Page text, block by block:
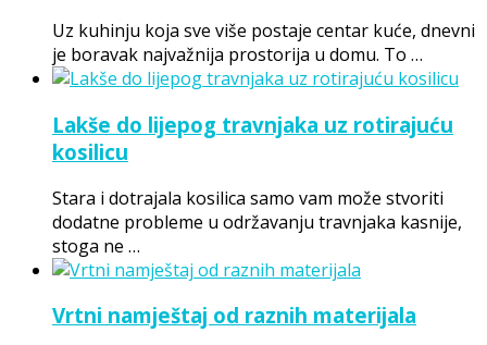
Uz kuhinju koja sve više postaje centar kuće, dnevni
je boravak najvažnija prostorija u domu. To …
Lakše do lijepog travnjaka uz rotirajuću
kosilicu
Stara i dotrajala kosilica samo vam može stvoriti
dodatne probleme u održavanju travnjaka kasnije,
stoga ne …
Vrtni namještaj od raznih materijala